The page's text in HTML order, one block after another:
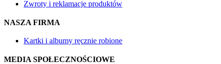
Zwroty i reklamacje produktów
NASZA FIRMA
Kartki i albumy ręcznie robione
MEDIA SPOŁECZNOŚCIOWE